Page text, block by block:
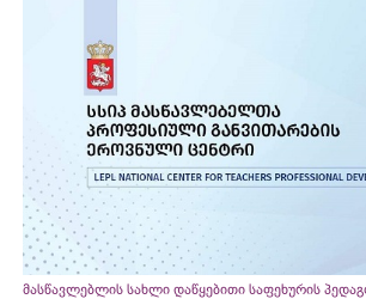
მასწავლებლის სახლი დაწყებითი საფეხურის